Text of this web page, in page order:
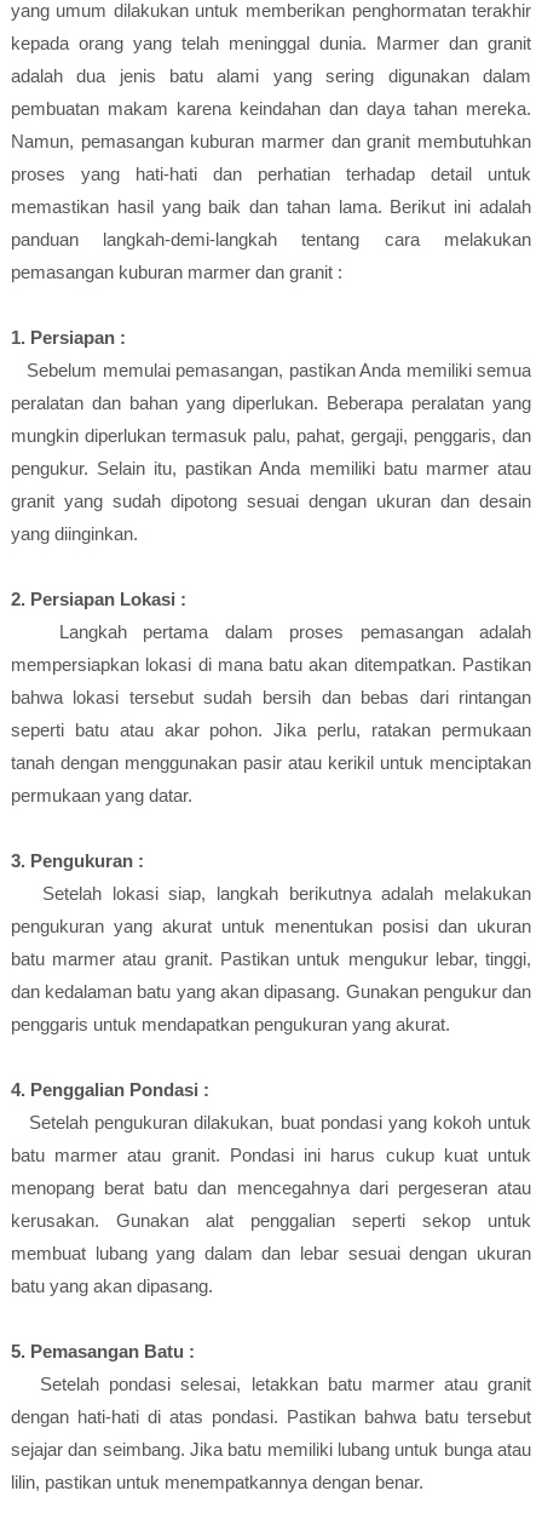
yang umum dilakukan untuk memberikan penghormatan terakhir
kepada orang yang telah meninggal dunia. Marmer dan granit
adalah dua jenis batu alami yang sering digunakan dalam
pembuatan makam karena keindahan dan daya tahan mereka.
Namun, pemasangan kuburan marmer dan granit membutuhkan
proses yang hati-hati dan perhatian terhadap detail untuk
memastikan hasil yang baik dan tahan lama. Berikut ini adalah
panduan langkah-demi-langkah tentang cara melakukan
pemasangan kuburan marmer dan granit :
1. Persiapan :
Sebelum memulai pemasangan, pastikan Anda memiliki semua
peralatan dan bahan yang diperlukan. Beberapa peralatan yang
mungkin diperlukan termasuk palu, pahat, gergaji, penggaris, dan
pengukur. Selain itu, pastikan Anda memiliki batu marmer atau
granit yang sudah dipotong sesuai dengan ukuran dan desain
yang diinginkan.
2. Persiapan Lokasi :
Langkah pertama dalam proses pemasangan adalah
mempersiapkan lokasi di mana batu akan ditempatkan. Pastikan
bahwa lokasi tersebut sudah bersih dan bebas dari rintangan
seperti batu atau akar pohon. Jika perlu, ratakan permukaan
tanah dengan menggunakan pasir atau kerikil untuk menciptakan
permukaan yang datar.
3. Pengukuran :
Setelah lokasi siap, langkah berikutnya adalah melakukan
pengukuran yang akurat untuk menentukan posisi dan ukuran
batu marmer atau granit. Pastikan untuk mengukur lebar, tinggi,
dan kedalaman batu yang akan dipasang. Gunakan pengukur dan
penggaris untuk mendapatkan pengukuran yang akurat.
4. Penggalian Pondasi :
Setelah pengukuran dilakukan, buat pondasi yang kokoh untuk
batu marmer atau granit. Pondasi ini harus cukup kuat untuk
menopang berat batu dan mencegahnya dari pergeseran atau
kerusakan. Gunakan alat penggalian seperti sekop untuk
membuat lubang yang dalam dan lebar sesuai dengan ukuran
batu yang akan dipasang.
5. Pemasangan Batu :
Setelah pondasi selesai, letakkan batu marmer atau granit
dengan hati-hati di atas pondasi. Pastikan bahwa batu tersebut
sejajar dan seimbang. Jika batu memiliki lubang untuk bunga atau
lilin, pastikan untuk menempatkannya dengan benar.